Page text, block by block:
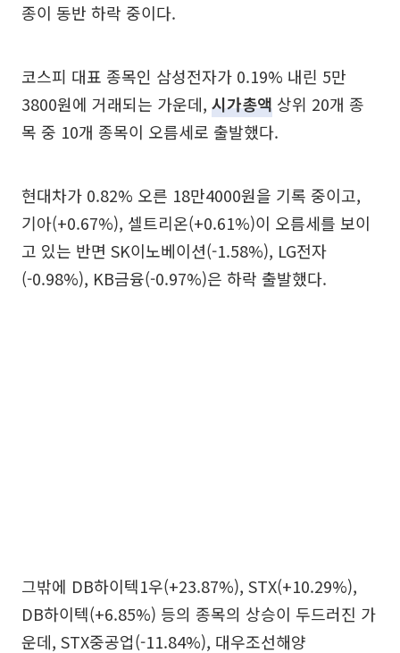
종이 동반 하락 중이다.
코스피 대표 종목인 삼성전자가 0.19% 내린 5만
3800원에 거래되는 가운데, 시가총액 상위 20개 종
목 중 10개 종목이 오름세로 출발했다.
현대차가 0.82% 오른 18만4000원을 기록 중이고,
기아(+0.67%), 셀트리온(+0.61%)이 오름세를 보이
고 있는 반면 SK이노베이션(-1.58%), LG전자
(-0.98%), KB금융(-0.97%)은 하락 출발했다.
그밖에 DB하이텍1우(+23.87%), STX(+10.29%),
DB하이텍(+6.85%) 등의 종목의 상승이 두드러진 가
운데, STX중공업(-11.84%), 대우조선해양